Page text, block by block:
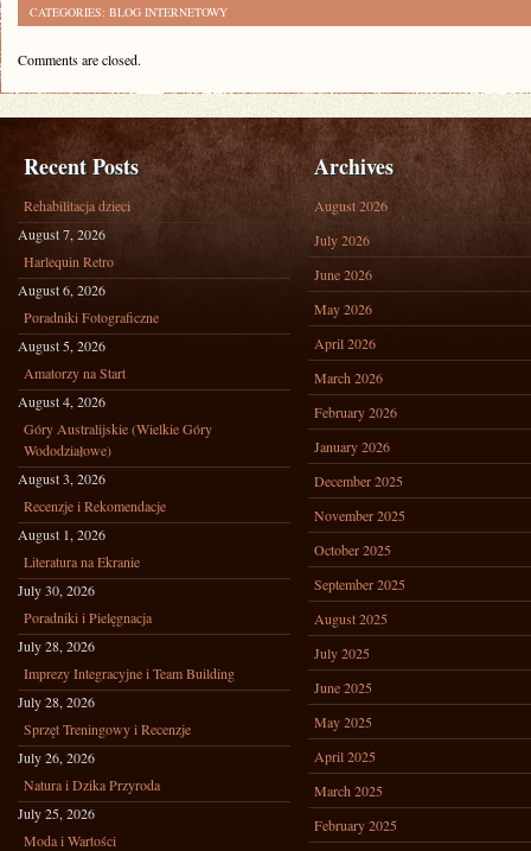
CATEGORIES: BLOG INTERNETOWY
Comments are closed.
Recent Posts
Rehabilitacja dzieci
August 7, 2026
Harlequin Retro
August 6, 2026
Poradniki Fotograficzne
August 5, 2026
Amatorzy na Start
August 4, 2026
Góry Australijskie (Wielkie Góry
Wododziałowe)
August 3, 2026
Recenzje i Rekomendacje
August 1, 2026
Literatura na Ekranie
July 30, 2026
Poradniki i Pielęgnacja
July 28, 2026
Imprezy Integracyjne i Team Building
July 28, 2026
Sprzęt Treningowy i Recenzje
July 26, 2026
Natura i Dzika Przyroda
July 25, 2026
Moda i Wartości
Archives
August 2026
July 2026
June 2026
May 2026
April 2026
March 2026
February 2026
January 2026
December 2025
November 2025
October 2025
September 2025
August 2025
July 2025
June 2025
May 2025
April 2025
March 2025
February 2025